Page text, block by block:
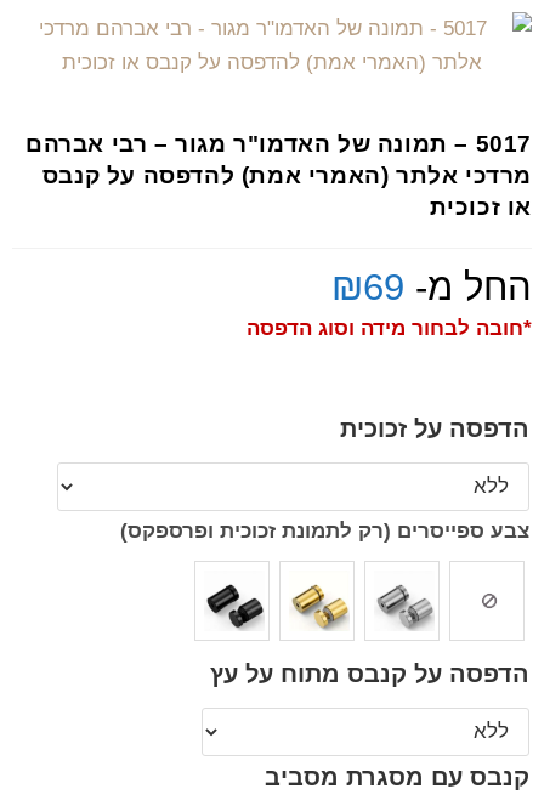
5017 – תמונה של האדמו"ר מגור – רבי אברהם
מרדכי אלתר (האמרי אמת) להדפסה על קנבס
או זכוכית
החל מ- ₪69
*חובה לבחור מידה וסוג הדפסה
הדפסה על זכוכית
צבע ספייסרים (רק לתמונת זכוכית ופרספקס)
הדפסה על קנבס מתוח על עץ
קנבס עם מסגרת מסביב